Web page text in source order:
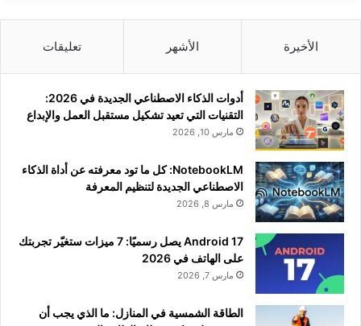
الأخيرة الأشهر تعليقات
أدوات الذكاء الاصطناعي الجديدة في 2026:
التقنيات التي تعيد تشكيل مستقبل العمل والإبداع
مارس 10, 2026
NotebookLM: كل ما تود معرفته عن أداة الذكاء
الاصطناعي الجديدة لتنظيم المعرفة
مارس 8, 2026
Android 17 يصل رسميًا: 7 ميزات ستغيّر تجربتك
على الهاتف في 2026
مارس 7, 2026
الطاقة الشمسية في المنازل: ما الذي يجب أن